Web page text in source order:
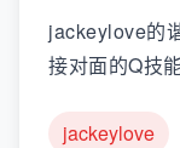
jackeylove的
接对面的Q技能
jackeylove